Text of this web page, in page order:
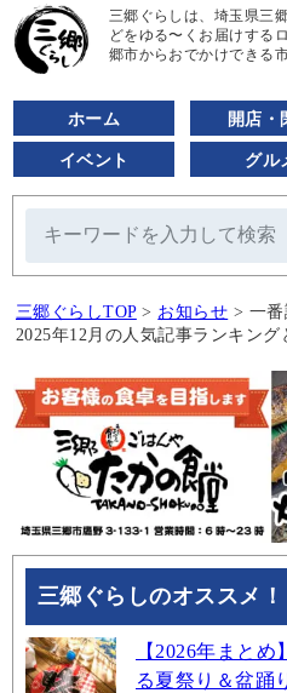
三郷ぐらしは、埼玉県三
どをゆる〜くお届けする
郷市からおでかけできる
ホーム 開店・
イベント グル
三郷ぐらしTOP > お知らせ > 一
2025年12月の人気記事ランキング
三郷ぐらしのオススメ！
【2026年まと
る夏祭り＆盆踊